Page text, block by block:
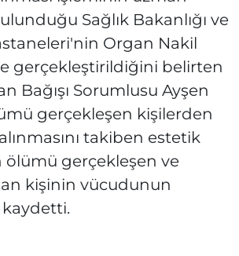
Sağlık Bakanlığı ve
Organ Nakil
gerçekleştirildiğini belirten
Bağışı Sorumlusu Ayşen
gerçekleşen kişilerden
takiben estetik
ölümü gerçekleşen ve
kişinin vücudunun